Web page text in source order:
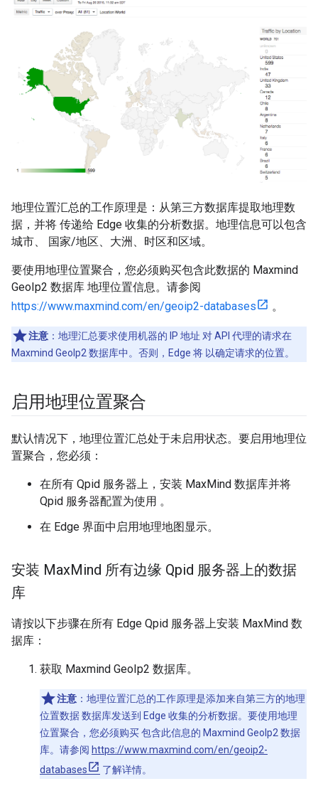
地理位置汇总的工作原理是：从第三方数据库提取地理数
据，并将 传递给 Edge 收集的分析数据。地理信息可以包含
城市、 国家/地区、大洲、时区和区域。
要使用地理位置聚合，您必须购买包含此数据的 Maxmind
GeoIp2 数据库 地理位置信息。请参阅
https://www.maxmind.com/en/geoip2-databases
。
注意 ：地理汇总要求使用机器的 IP 地址 对 API 代理的请求在
Maxmind GeoIp2 数据库中。否则，Edge 将 以确定请求的位置。
启用地理位置聚合
默认情况下，地理位置汇总处于未启用状态。要启用地理位
置聚合，您必须：
在所有 Qpid 服务器上，安装 MaxMind 数据库并将
Qpid 服务器配置为使用 。
在 Edge 界面中启用地理地图显示。
安装 MaxMind 所有边缘 Qpid 服务器上的数据
库
请按以下步骤在所有 Edge Qpid 服务器上安装 MaxMind 数
据库：
获取 Maxmind GeoIp2 数据库。
注意 ：地理位置汇总的工作原理是添加来自第三方的地理
位置数据 数据库发送到 Edge 收集的分析数据。要使用地理
位置聚合，您必须购买 包含此信息的 Maxmind GeoIp2 数据
库。请参阅 https://www.maxmind.com/en/geoip2-
databases
了解详情。